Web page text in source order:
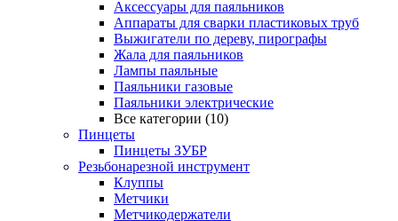
Аксессуары для паяльников
Аппараты для сварки пластиковых труб
Выжигатели по дереву, пирографы
Жала для паяльников
Лампы паяльные
Паяльники газовые
Паяльники электрические
Все категории (10)
Пинцеты
Пинцеты ЗУБР
Резьбонарезной инструмент
Клуппы
Метчики
Метчикодержатели